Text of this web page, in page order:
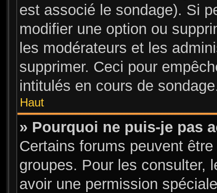
est associé le sondage). Si
modifier une option ou
les modérateurs et les
supprimer. Ceci pour
intitulés en cours de
Haut
» Pourquoi ne puis-je pas
Certains forums peuvent
groupes. Pour les consulter,
avoir une permission